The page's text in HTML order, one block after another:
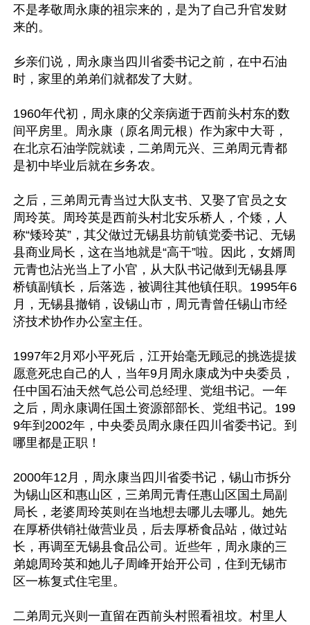
不是孝敬周永康的祖宗来的，是为了自己升官发财
来的。
乡亲们说，周永康当四川省委书记之前，在中石油
时，家里的弟弟们就都发了大财。
1960年代初，周永康的父亲病逝于西前头村东的数
间平房里。周永康（原名周元根）作为家中大哥，
在北京石油学院就读，二弟周元兴、三弟周元青都
是初中毕业后就在乡务农。
之后，三弟周元青当过大队支书、又娶了官员之女
周玲英。周玲英是西前头村北安乐桥人，个矮，人
称“矮玲英”，其父做过无锡县坊前镇党委书记、无锡
县商业局长，这在当地就是“高干”啦。因此，女婿周
元青也沾光当上了小官，从大队书记做到无锡县厚
桥镇副镇长，后落选，被调往其他镇任职。1995年6
月，无锡县撤销，设锡山市，周元青曾任锡山市经
济技术协作办公室主任。
1997年2月邓小平死后，江开始毫无顾忌的挑选提拔
愿意死忠自己的人，当年9月周永康成为中央委员，
任中国石油天然气总公司总经理、党组书记。一年
之后，周永康调任国土资源部部长、党组书记。199
9年到2002年，中央委员周永康任四川省委书记。到
哪里都是正职！
2000年12月，周永康当四川省委书记，锡山市拆分
为锡山区和惠山区，三弟周元青任惠山区国土局副
局长，老婆周玲英则在当地想去哪儿去哪儿。她先
在厚桥供销社做营业员，后去厚桥食品站，做过站
长，再调至无锡县食品公司。近些年，周永康的三
弟媳周玲英和她儿子周峰开始开公司，住到无锡市
区一栋复式住宅里。
二弟周元兴则一直留在西前头村照看祖坟。村里人